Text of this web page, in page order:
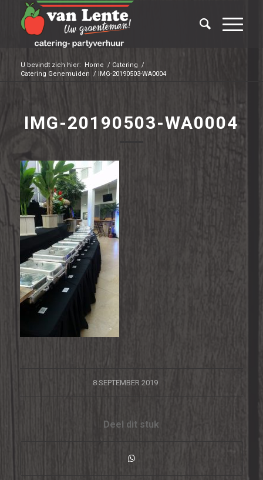
U bevindt zich hier: Home / Catering /
Catering Genemuiden / IMG-20190503-WA0004
IMG-20190503-WA0004
8 SEPTEMBER 2019
/
Deel dit stuk